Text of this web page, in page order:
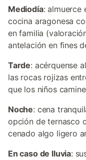
Mediodía: almuerce
cocina aragonesa
en familia
antelación en fines
Tarde: acérquense
las rocas rojizas
que los niños
Noche: cena
opción de ternasco
cenado algo ligero
En caso de lluvia: